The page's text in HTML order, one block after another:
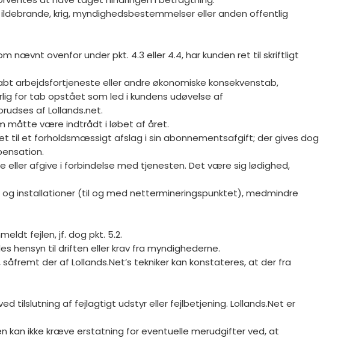
krig, myndighedsbestemmelser eller anden offentlig
ovenfor under pkt. 4.3 eller 4.4, har kunden ret til skriftligt
arbejdsfortjeneste eller andre økonomiske konsekvenstab,
for tab opstået som led i kundens udøvelse af
af Lollands.net.
måtte være indtrådt i løbet af året.
til et forholdsmæssigt afslag i sin abonnementsafgift; der gives dog
afgive i forbindelse med tjenesten. Det være sig lødighed,
installationer (til og med nettermineringspunktet), medmindre
fejlen, jf. dog pkt. 5.2.
hensyn til driften eller krav fra myndighederne.
der af Lollands.Net’s tekniker kan konstateres, at der fra
tilslutning af fejlagtigt udstyr eller fejlbetjening. Lollands.Net er
kan ikke kræve erstatning for eventuelle merudgifter ved, at